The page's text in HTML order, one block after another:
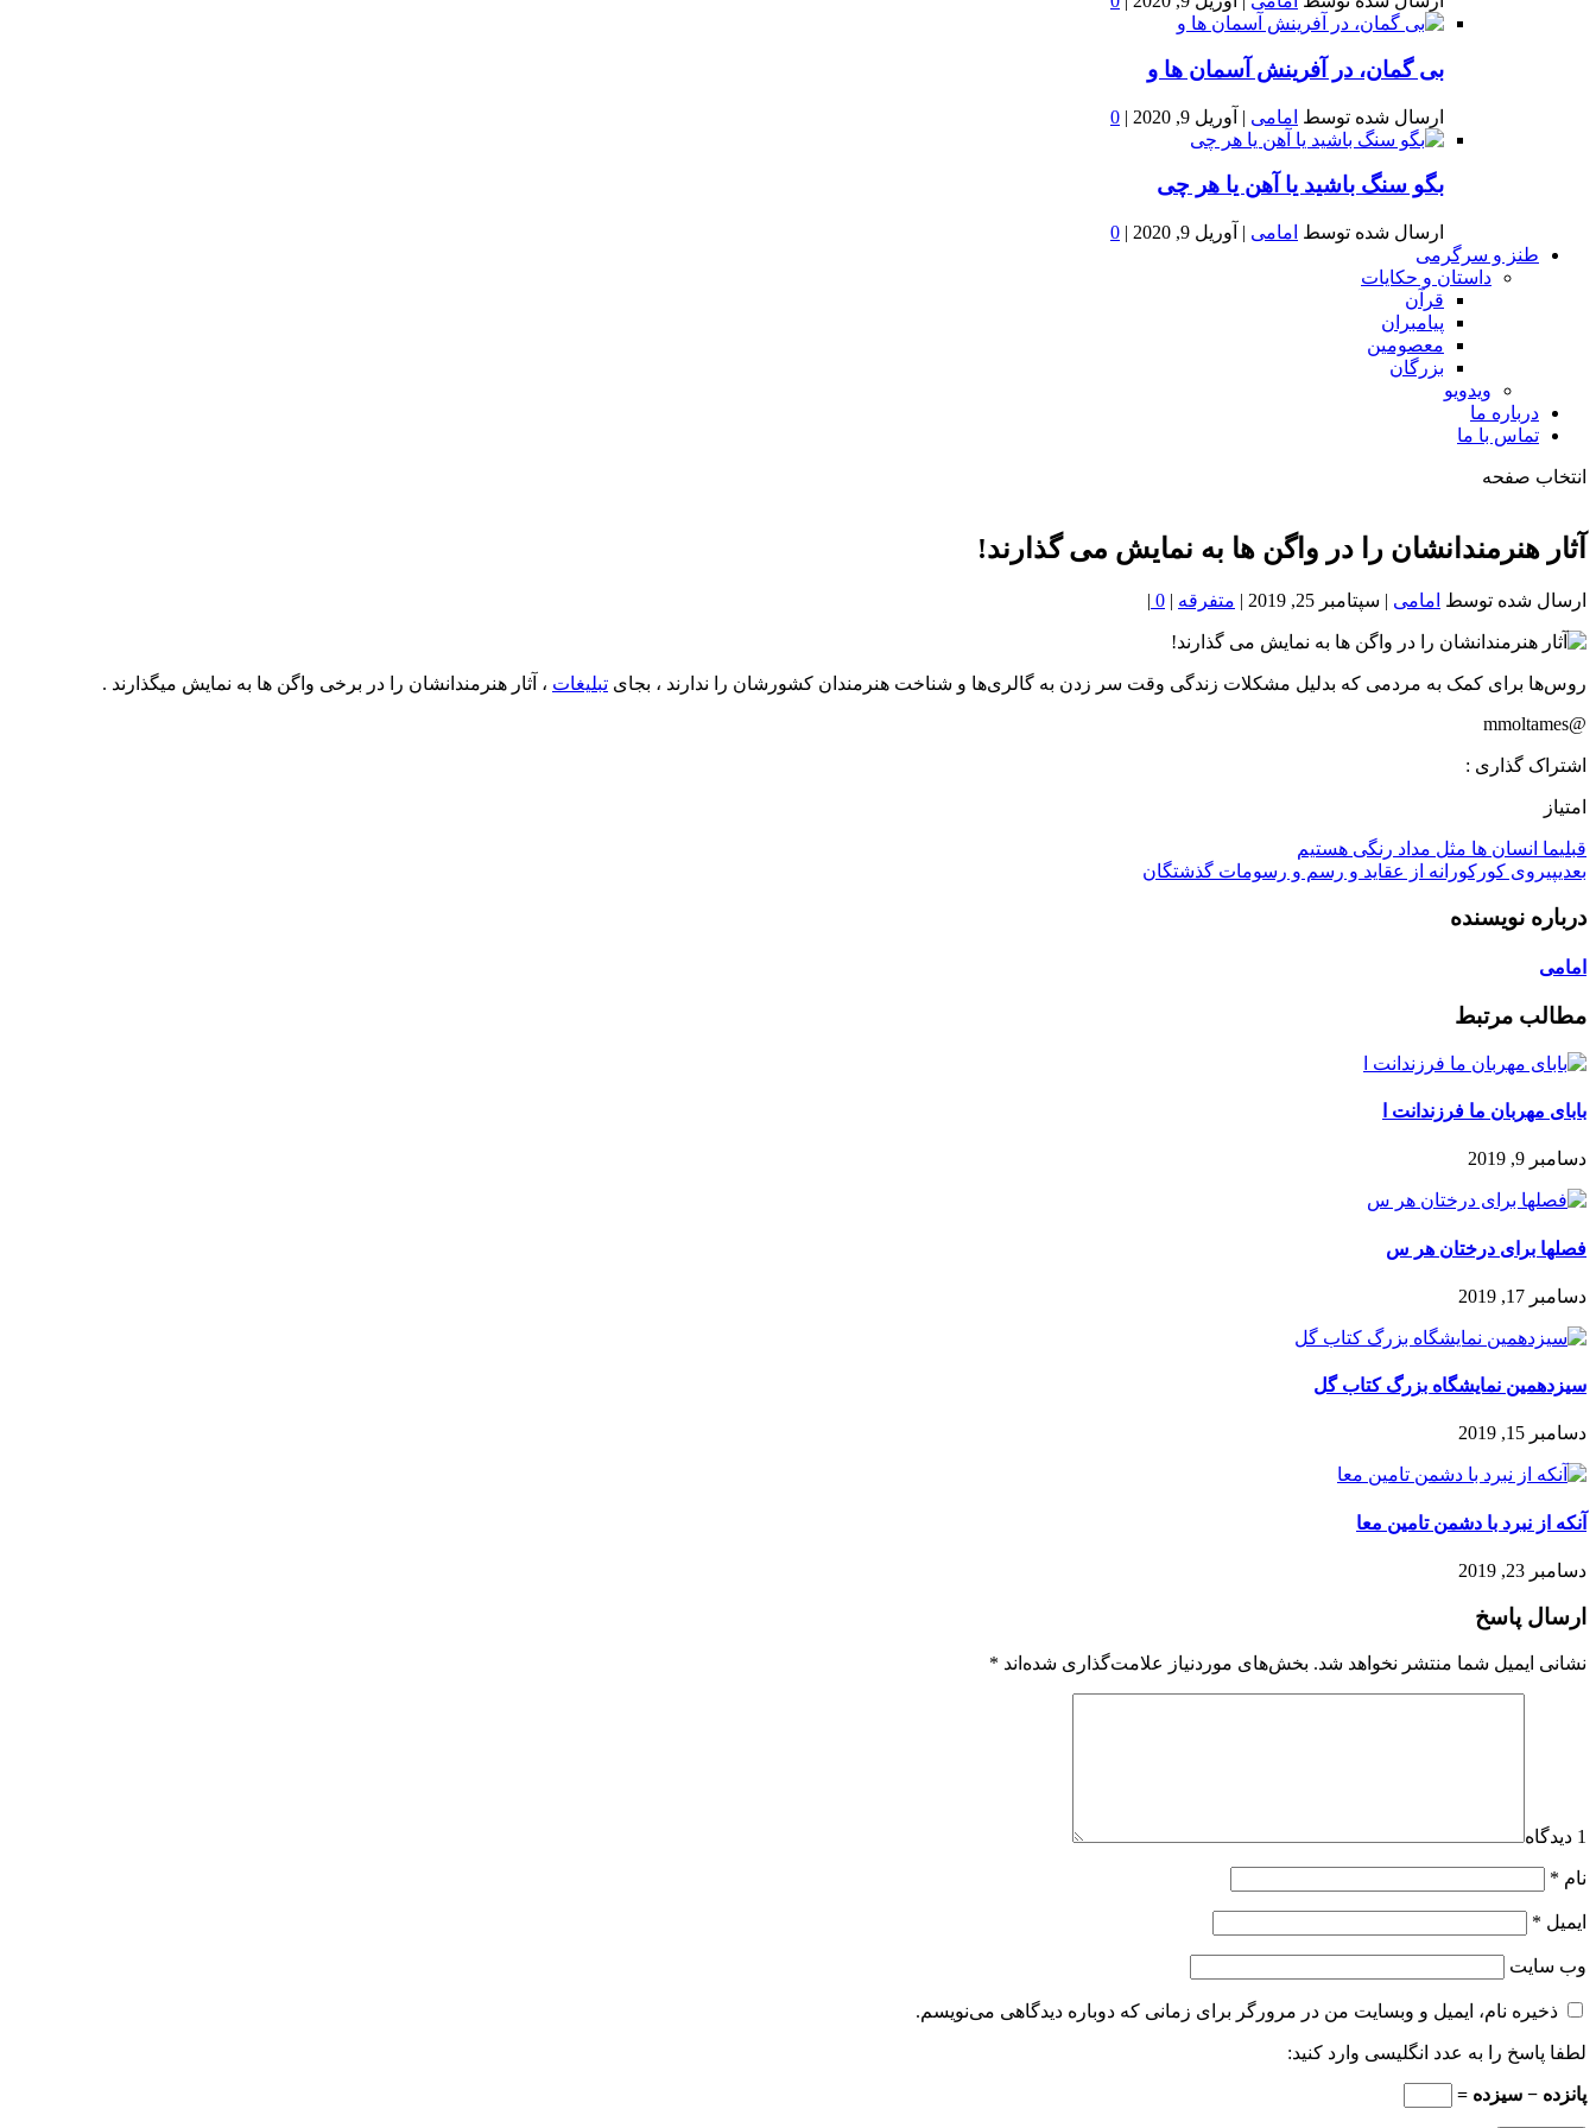
بى گمان، در آفرينش آسمان ها و
ارسال شده توسط امامی | آوریل 9, 2020 |
0
بگو سنگ باشید یا آهن یا هر چی
ارسال شده توسط امامی | آوریل 9, 2020 |
0
طنز و سرگرمی
داستان و حکایات
قرآن
پیامبران
معصومین
بزرگان
ویدویو
درباره ما
تماس با ما
انتخاب صفحه
خون
شمال
آثار هنرمندانشان را در واگن ها به نمایش می گذارند!
ارسال شده توسط امامی | سپتامبر 25, 2019 | متفرقه |
0
|
روس‌ها برای کمک به مردمی که بدلیل مشکلات زندگی وقت سر زدن به گالری‌ها و‌ شناخت هنرمندان کشورشان را ندارند ، بجای تبلیغات ، آثار هنرمندانشان را در برخی واگن ها به نمایش میگذارند .
@mmoltames
اشتراک گذاری :
امتیاز
قبلیما انسان ها مثل مداد رنگی هستیم
بعدیپیروی کورکورانه از عقاید و رسم و رسومات گذشتگان
درباره نویسنده
امامی
مطالب مرتبط
بابای مهربان ما فرزندانت ا
دسامبر 9, 2019
فصلها برای درختان هر س
دسامبر 17, 2019
سیزدهمین نمایشگاه بزرگ کتاب گل
دسامبر 15, 2019
آنکه از نبرد با دشمن تامین معا
دسامبر 23, 2019
ارسال پاسخ
نشانی ایمیل شما منتشر نخواهد شد. بخش‌های موردنیاز علامت‌گذاری شده‌اند *
1 دیدگاه
نام *
ایمیل *
وب‌ سایت
ذخیره نام، ایمیل و وبسایت من در مرورگر برای زمانی که دوباره دیدگاهی می‌نویسم.
لطفا پاسخ را به عدد انگلیسی وارد کنید:
پانزده − سیزده =